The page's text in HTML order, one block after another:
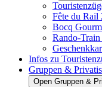
Fête du Rail
Bocq
Rando-
Infos zu
Gruppen &
Open Gruppen &